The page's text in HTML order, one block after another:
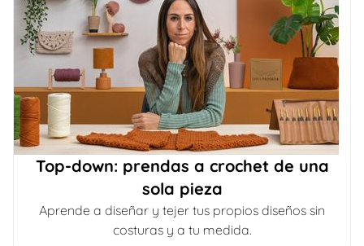
Top-down: prendas a crochet de una
sola pieza
Aprende a diseñar y tejer tus propios diseños sin
costuras y a tu medida.